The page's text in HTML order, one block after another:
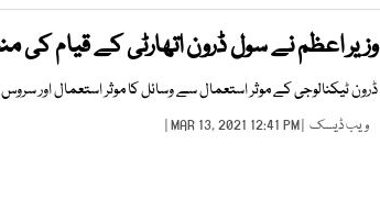
وزیر اعظم نے سول ڈرون اتھارٹی کے قیام
ڈرون ٹیکنالوجی کے موثر استعمال سے وسائل کا موثر استعمال اور
ویب ڈیسک | MAR 13, 2021 12:41 PM |